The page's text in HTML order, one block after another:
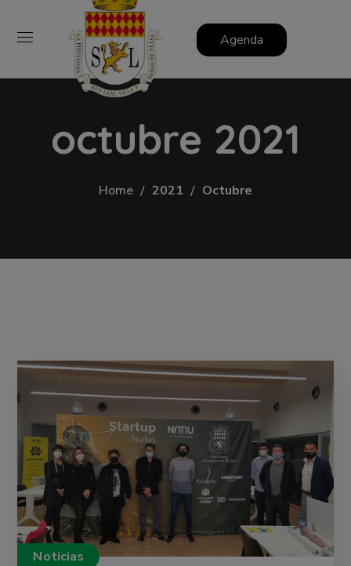
Agenda
octubre 2021
Home 2021 Octubre
Noticias